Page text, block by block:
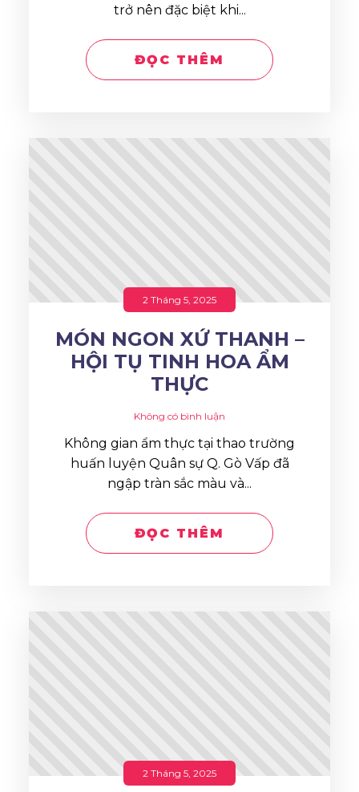
trở nên đặc biệt khi...
ĐỌC THÊM
2 Tháng 5, 2025
MÓN NGON XỨ THANH –
HỘI TỤ TINH HOA ẨM
THỰC
Không có bình luận
Không gian ẩm thực tại thao trường
huấn luyện Quân sự Q. Gò Vấp đã
ngập tràn sắc màu và...
ĐỌC THÊM
2 Tháng 5, 2025